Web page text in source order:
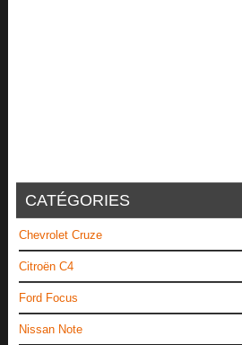
CATÉGORIES
Chevrolet Cruze
Citroën C4
Ford Focus
Nissan Note